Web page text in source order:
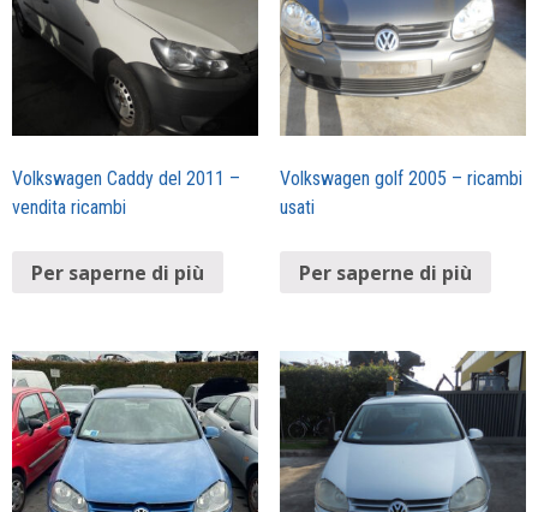
Volkswagen Caddy del 2011 –
vendita ricambi
Per saperne di più
Volkswagen golf 2005 – ricambi
usati
Per saperne di più